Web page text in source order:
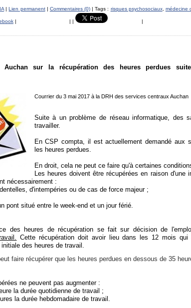
|Lien permanent| Commentaires (0) | Tags : risques psychosociaux, médecine
| | | |
Auchan sur la récupération des heures perdues
Courrier du 3 mai 2017 à la DRH des services centraux Auchan
Suite à un problème de réseau informatique, des
travailler.
En CSP compta, il est actuellement demandé aux
les heures perdues.
En droit, cela ne peut ce faire qu'à certaines
Les heures doivent être récupérées en raison d'une
nécessairement :
d'intempéries ou de cas de force majeur ;
pont situé entre le week-end et un jour férié.
des heures de récupération se fait sur décision de
Cette récupération doit avoir lieu dans les 12 mois qui
des heures de travail.
faire récupérer que les heures perdues en dessous de 35
ne peuvent pas augmenter :
la durée quotidienne de travail ;
la durée hebdomadaire de travail.